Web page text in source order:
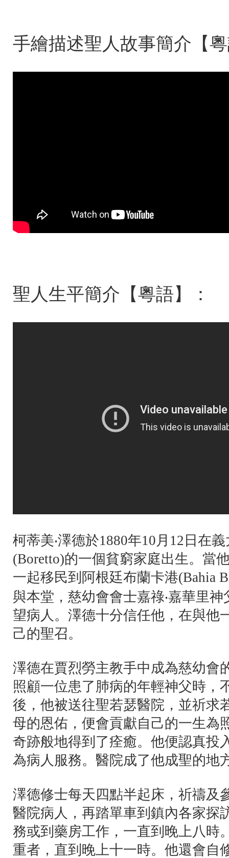
手繪描述聖人故事簡介【
聖人生平簡介【粵語】：
柯蒂美‧澤德於1880年10月12日在
(Boretto)的一個貧窮家庭出生。當
一起移民到阿根廷布蘭卡港(Bahia
與本堂，慈幼會會士嘉祿‧嘉華里
望病人。澤德十分信任他，在與他
己的聖召。
澤德在賈烈勞主教手中成為慈幼會
照顧一位患了肺病的年輕神父時，
後，他被送往聖若瑟醫院，並祈求
母的恩佑，便會貢獻自己的一生為
奇跡般地得到了痊癒。他便認真投
為病人服務。醫院成了他成聖的地
澤德修士每天四點半起床，祈禱及
醫院病人，再踏單車到鎮內各家探
務或到藥房工作，一直到晚上八時
重者，直到晚上十一時。他還會自